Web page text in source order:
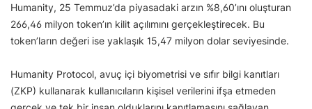
Humanity, 25 Temmuz’da piyasadaki arzın %8,60’ını oluşturan
266,46 milyon token’ın kilit açılımını gerçekleştirecek. Bu
token’ların değeri ise yaklaşık 15,47 milyon dolar seviyesinde.
Humanity Protocol, avuç içi biyometrisi ve sıfır bilgi kanıtları
(ZKP) kullanarak kullanıcıların kişisel verilerini ifşa etmeden